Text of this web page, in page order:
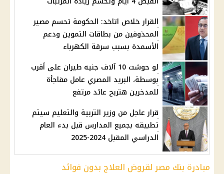
القرار خلاص اتاخد: الحكومة تحسم مصير
المحذوفين من بطاقات التموين ودعم
الأسمدة بسبب سرقة الكهرباء
لو حوشت 10 آلاف جنيه طيران على أقرب
بوسطة، البريد المصري عامل مفاجأة
للمدخرين هتربح عائد مرتفع
قرار عاجل من وزير التربية والتعليم سيتم
تطبيقه بجميع المدارس قبل بدء العام
الدراسي المقبل 2024-2025
مبادرة بنك مصر لقروض العلاج بدون فوائد